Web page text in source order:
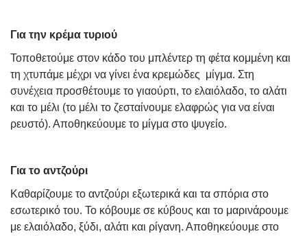
Για την κρέμα τυριού
Τοποθετούμε στον κάδο του μπλέντερ τη φέτα κομμένη και
τη χτυπάμε μέχρι να γίνει ένα κρεμώδες μίγμα. Στη
συνέχεια προσθέτουμε το γιαούρτι, το ελαιόλαδο, το αλάτι
και το μέλι (το μέλι το ζεσταίνουμε ελαφρώς για να είναι
ρευστό). Αποθηκεύουμε το μίγμα στο ψυγείο.
Για το αντζούρι
Καθαρίζουμε το αντζούρι εξωτερικά και τα σπόρια στο
εσωτερικό του. Το κόβουμε σε κύβους και το μαρινάρουμε
με ελαιόλαδο, ξύδι, αλάτι και ρίγανη. Αποθηκεύουμε στο